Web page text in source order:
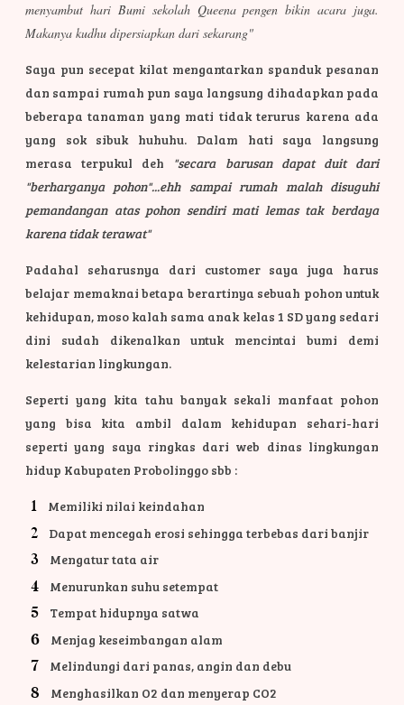
menyambut hari Bumi sekolah Queena pengen bikin acara juga.
Makanya kudhu dipersiapkan dari sekarang"
Saya pun secepat kilat mengantarkan spanduk pesanan
dan sampai rumah pun saya langsung dihadapkan pada
beberapa tanaman yang mati tidak terurus karena ada
yang sok sibuk huhuhu. Dalam hati saya langsung
merasa terpukul deh "secara barusan dapat duit dari
"berharganya pohon"...ehh sampai rumah malah disuguhi
pemandangan atas pohon sendiri mati lemas tak berdaya
karena tidak terawat"
Padahal seharusnya dari customer saya juga harus
belajar memaknai betapa berartinya sebuah pohon untuk
kehidupan, moso kalah sama anak kelas 1 SD yang sedari
dini sudah dikenalkan untuk mencintai bumi demi
kelestarian lingkungan.
Seperti yang kita tahu banyak sekali manfaat pohon
yang bisa kita ambil dalam kehidupan sehari-hari
seperti yang saya ringkas dari web dinas lingkungan
hidup Kabupaten Probolinggo sbb :
Memiliki nilai keindahan
Dapat mencegah erosi sehingga terbebas dari banjir
Mengatur tata air
Menurunkan suhu setempat
Tempat hidupnya satwa
Menjag keseimbangan alam
Melindungi dari panas, angin dan debu
Menghasilkan O2 dan menyerap CO2